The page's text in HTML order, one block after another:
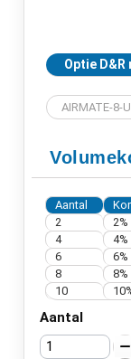
Optie D&R
Aantal
2
2%
4
4%
6
6%
8
8%
10
Aantal